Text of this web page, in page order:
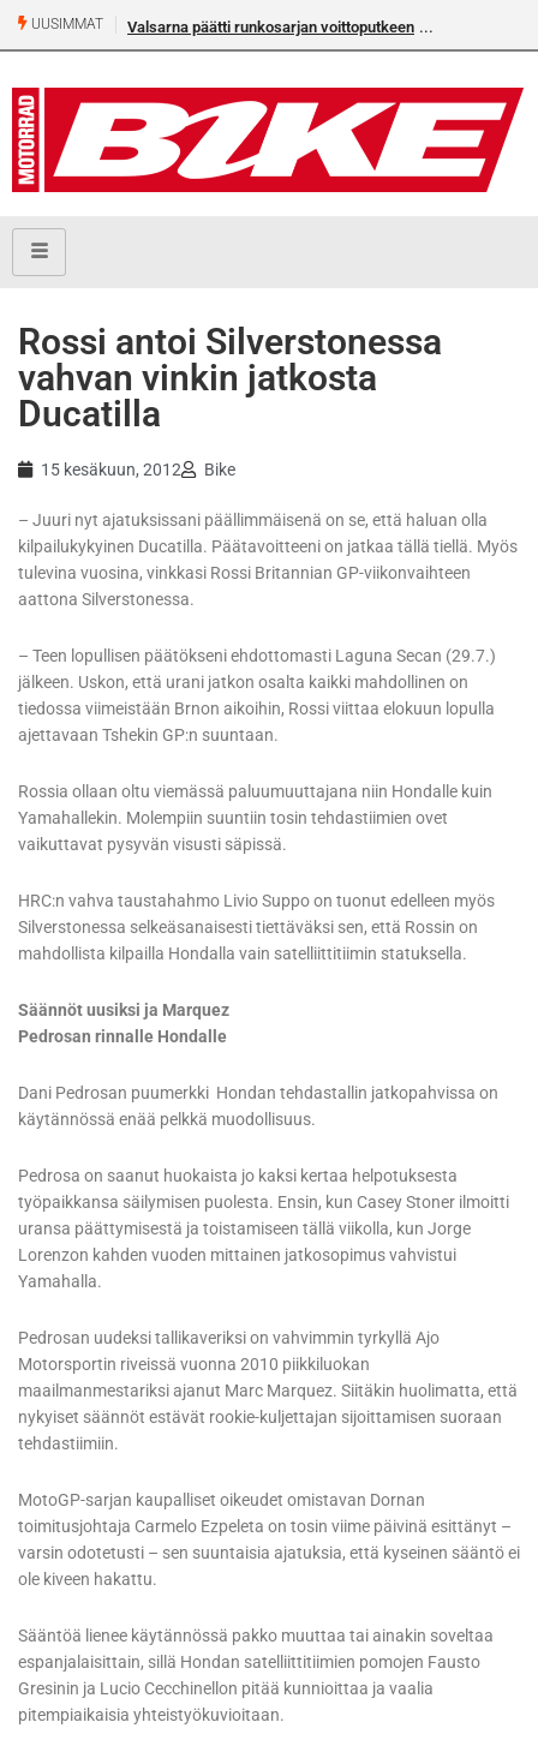
UUSIMMAT Valsarna päätti runkosarjan voittoputkeen
Rossi antoi Silverstonessa
vahvan vinkin jatkosta
Ducatilla
15 kesäkuun, 2012 Bike
– Juuri nyt ajatuksissani päällimmäisenä on se, että haluan olla
kilpailukykyinen Ducatilla. Päätavoitteeni on jatkaa tällä tiellä. Myös
tulevina vuosina, vinkkasi Rossi Britannian GP-viikonvaihteen
aattona Silverstonessa.
– Teen lopullisen päätökseni ehdottomasti Laguna Secan (29.7.)
jälkeen. Uskon, että urani jatkon osalta kaikki mahdollinen on
tiedossa viimeistään Brnon aikoihin, Rossi viittaa elokuun lopulla
ajettavaan Tshekin GP:n suuntaan.
Rossia ollaan oltu viemässä paluumuuttajana niin Hondalle kuin
Yamahallekin. Molempiin suuntiin tosin tehdastiimien ovet
vaikuttavat pysyvän visusti säpissä.
HRC:n vahva taustahahmo Livio Suppo on tuonut edelleen myös
Silverstonessa selkeäsanaisesti tiettäväksi sen, että Rossin on
mahdollista kilpailla Hondalla vain satelliittitiimin statuksella.
Säännöt uusiksi ja Marquez
Pedrosan rinnalle Hondalle
Dani Pedrosan puumerkki Hondan tehdastallin jatkopahvissa on
käytännössä enää pelkkä muodollisuus.
Pedrosa on saanut huokaista jo kaksi kertaa helpotuksesta
työpaikkansa säilymisen puolesta. Ensin, kun Casey Stoner ilmoitti
uransa päättymisestä ja toistamiseen tällä viikolla, kun Jorge
Lorenzon kahden vuoden mittainen jatkosopimus vahvistui
Yamahalla.
Pedrosan uudeksi tallikaveriksi on vahvimmin tyrkyllä Ajo
Motorsportin riveissä vuonna 2010 piikkiluokan
maailmanmestariksi ajanut Marc Marquez. Siitäkin huolimatta, että
nykyiset säännöt estävät rookie-kuljettajan sijoittamisen suoraan
tehdastiimiin.
MotoGP-sarjan kaupalliset oikeudet omistavan Dornan
toimitusjohtaja Carmelo Ezpeleta on tosin viime päivinä esittänyt –
varsin odotetusti – sen suuntaisia ajatuksia, että kyseinen sääntö ei
ole kiveen hakattu.
Sääntöä lienee käytännössä pakko muuttaa tai ainakin soveltaa
espanjalaisittain, sillä Hondan satelliittitiimien pomojen Fausto
Gresinin ja Lucio Cecchinellon pitää kunnioittaa ja vaalia
pitempiaikaisia yhteistyökuvioitaan.